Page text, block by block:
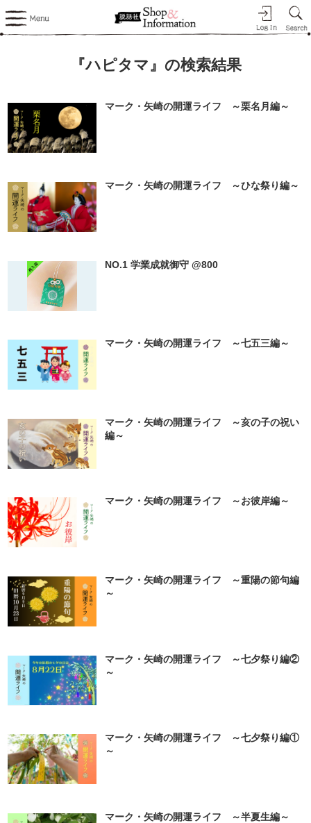
『ハピタマ』の検索結果
マーク・矢崎の開運ライフ ～栗名月編～
マーク・矢崎の開運ライフ ～ひな祭り編～
NO.1 学業成就御守 @800
マーク・矢崎の開運ライフ ～七五三編～
マーク・矢崎の開運ライフ ～亥の子の祝い
編～
マーク・矢崎の開運ライフ ～お彼岸編～
マーク・矢崎の開運ライフ ～重陽の節句編
～
マーク・矢崎の開運ライフ ～七夕祭り編②
～
マーク・矢崎の開運ライフ ～七夕祭り編①
～
マーク・矢崎の開運ライフ ～半夏生編～